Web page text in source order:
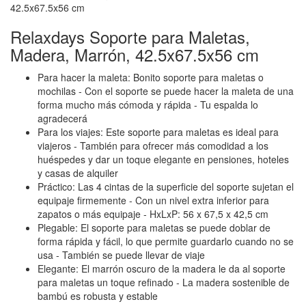
Relaxdays Soporte para Maletas,
Madera, Marrón, 42.5x67.5x56 cm
Para hacer la maleta: Bonito soporte para maletas o
mochilas - Con el soporte se puede hacer la maleta de una
forma mucho más cómoda y rápida - Tu espalda lo
agradecerá
Para los viajes: Este soporte para maletas es ideal para
viajeros - También para ofrecer más comodidad a los
huéspedes y dar un toque elegante en pensiones, hoteles
y casas de alquiler
Práctico: Las 4 cintas de la superficie del soporte sujetan el
equipaje firmemente - Con un nivel extra inferior para
zapatos o más equipaje - HxLxP: 56 x 67,5 x 42,5 cm
Plegable: El soporte para maletas se puede doblar de
forma rápida y fácil, lo que permite guardarlo cuando no se
usa - También se puede llevar de viaje
Elegante: El marrón oscuro de la madera le da al soporte
para maletas un toque refinado - La madera sostenible de
bambú es robusta y estable